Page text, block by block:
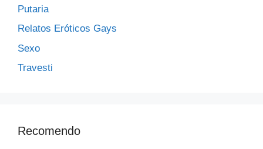
Putaria
Relatos Eróticos Gays
Sexo
Travesti
Recomendo